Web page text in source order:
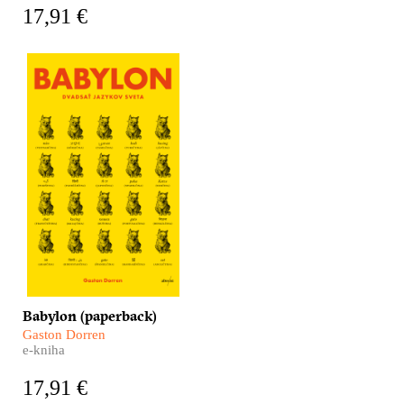
17,91 €
​Ako sa môžete čo
najefektívnejšie naučiť po
nemčina najväčším
čudákom spomedzi
všetkých jazykov? A ako
spolu komunikujú
Indonézania, ktorých je
265 miliónov, žijú na
takmer tisícke ostrovov a
hovoria sedemsto
jazykmi? Pripravte sa,
Babylon (paperback)
Gaston Dorren
e-kniha
17,91 €